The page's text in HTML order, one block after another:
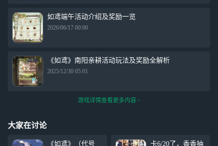
如鸢端午活动介绍及奖励一览
2026/06/17 00:00
《如鸢》南阳亲耕活动玩法及奖励全解析
2025/12/30 05:01
游戏详情查看更多内容
大家在讨论
《如鸢》（代号
卡6/20了，香香抽